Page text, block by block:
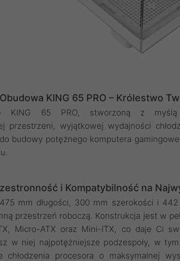
Obudowa KING 65 PRO – Królestwo
KING 65 PRO, stworzoną z myślą
przestrzeni, wyjątkowej wydajności
budowy potężnego komputera
i Kompatybilność na
mm długości, 300 mm szerokości i
przestrzeń roboczą. Konstrukcja jest w
Micro-ATX oraz Mini-ITX, co daje Ci
w niej najpotężniejsze podzespoły, w
chłodzenia procesora o maksymalnej